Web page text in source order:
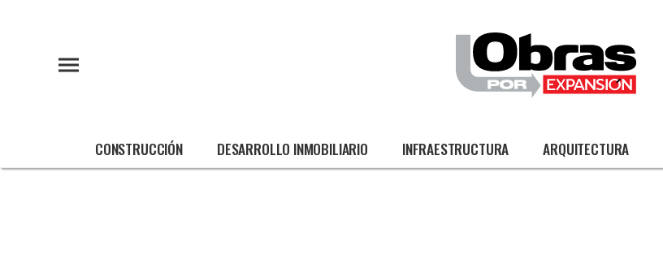
CONSTRUCCIÓN DESARROLLO INMOBILIARIO INFRAESTRUCTURA ARQUITECTURA